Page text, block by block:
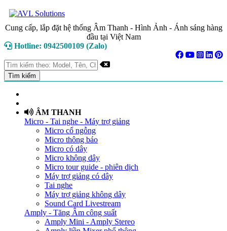
Cung cấp, lắp đặt hệ thống Âm Thanh - Hình Ảnh - Ánh sáng hàng
đầu tại Việt Nam
Hotline: 0942500109 (Zalo)
ÂM THANH
Micro - Tai nghe - Máy trợ giảng
Micro cổ ngỗng
Micro thông báo
Micro có dây
Micro không dây
Micro tour guide - phiên dịch
Máy trợ giảng có dây
Tai nghe
Máy trợ giảng không dây
Sound Card Livestream
Amply - Tăng Âm công suất
Amply Mini - Amply Stereo